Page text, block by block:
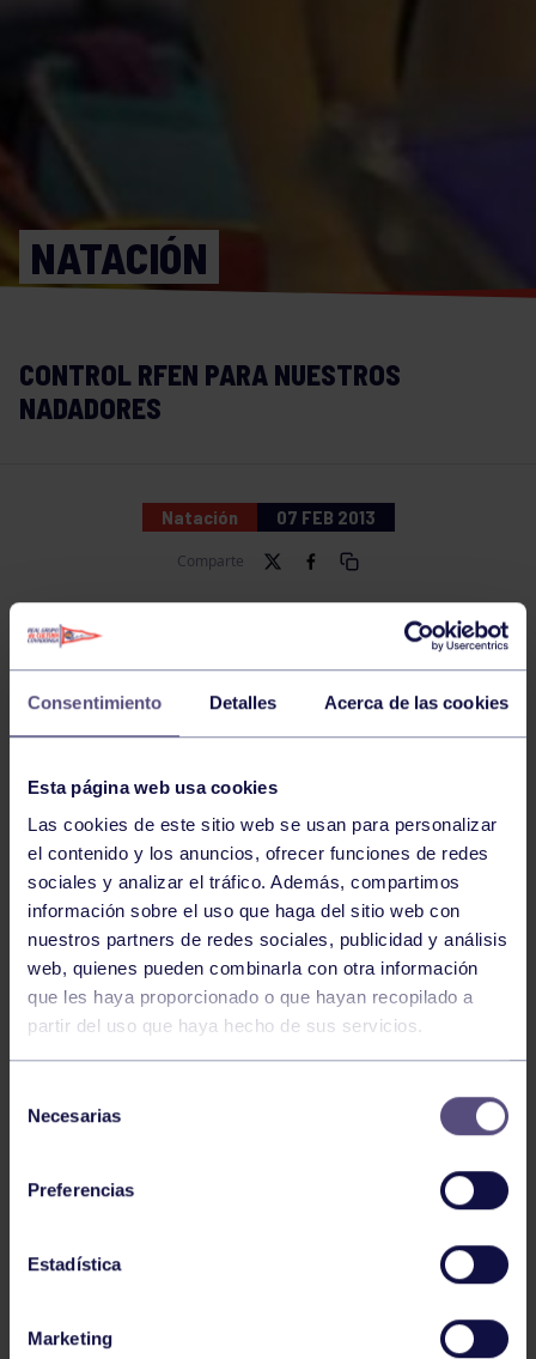
Consentimiento Detalles Acerca de las cookies
Esta página web usa cookies
Las cookies de este sitio web se usan para personalizar
el contenido y los anuncios, ofrecer funciones de redes
sociales y analizar el tráfico. Además, compartimos
información sobre el uso que haga del sitio web con
nuestros partners de redes sociales, publicidad y análisis
web, quienes pueden combinarla con otra información
que les haya proporcionado o que hayan recopilado a
partir del uso que haya hecho de sus servicios.
Necesarias
Preferencias
Estadística
Marketing
NATACIÓN
CONTROL RFEN PARA NUESTROS
NADADORES
Natación 07 FEB 2013
Comparte
Este fin de semana, comenzando el viernes 8, hasta el
domingo 10, 43 nadadores del Grupo de categorías
alevín, infantil, junior y absoluta, participarán en el
Campeonato de Asturias impuesta por la RFEN a
Nuestros nadadores compiten en el Santa Olaya con el
claro objetivo de alcanzar las marcas mínimas que les
España que se disputarán a principios de marzo para